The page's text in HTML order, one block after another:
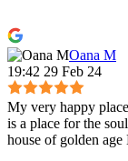
Oana M
19:42 29 Feb 24
My very happy
is a place for the
house of golden age